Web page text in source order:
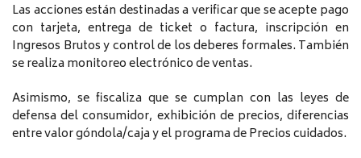
Las acciones están destinadas a verificar que se acepte pago
con tarjeta, entrega de ticket o factura, inscripción en
Ingresos Brutos y control de los deberes formales. También
se realiza monitoreo electrónico de ventas.
Asimismo, se fiscaliza que se cumplan con las leyes de
defensa del consumidor, exhibición de precios, diferencias
entre valor góndola/caja y el programa de Precios cuidados.